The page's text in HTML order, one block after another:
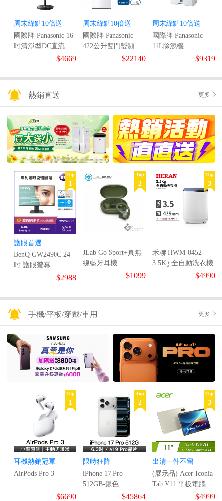
周末綠點10倍送
國際牌 Panasonic 16
吋清淨型DC直流風
$4669
周末綠點10倍送
國際牌 Panasonic
422公升雙門變頻冰
$22140
周末綠點10倍送
國際牌 Panasonic
11L除濕機
$9319
熱銷直送 更多
Top
1
護眼首選
BenQ GW2490C 24
吋 護眼螢幕
$2988
Top
2
JLab Go Sport+真無
線藍牙耳機
$1099
Top
3
禾聯 HWM-0452
3.5Kg 全自動洗衣機
$4990
手機/平板/穿戴/車用 更多
Top
1
耳機熱銷冠軍
AirPods Pro 3
$6690
Top
2
限時狂降
iPhone 17 Pro
512GB-銀色
$45864
Top
3
出清一件不留
(展示品) Acer Iconia
Tab V11 平板電腦
$4999